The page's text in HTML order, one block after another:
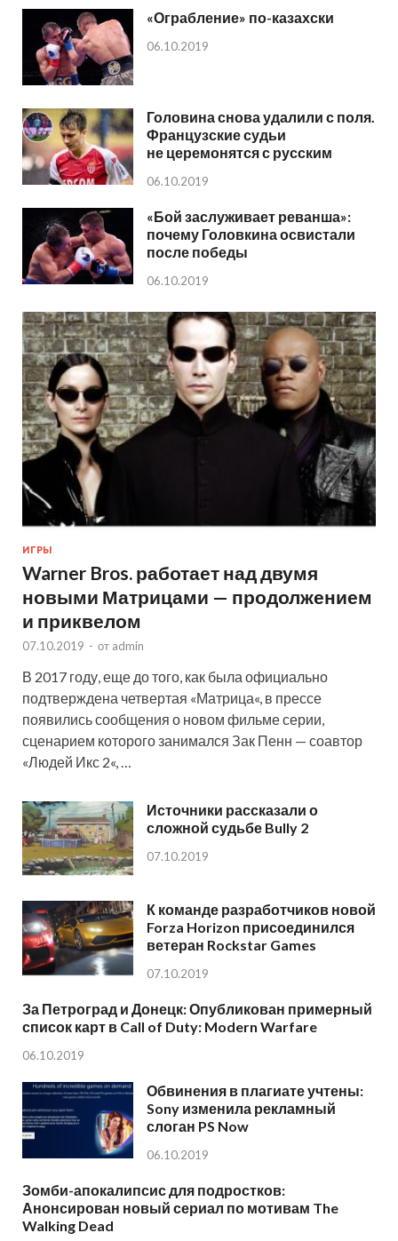
«Ограбление» по-казахски
06.10.2019
Головина снова удалили с поля.
Французские судьи
не церемонятся с русским
06.10.2019
«Бой заслуживает реванша»:
почему Головкина освистали
после победы
06.10.2019
ИГРЫ
Warner Bros. работает над двумя
новыми Матрицами — продолжением
и приквелом
07.10.2019 - от admin
В 2017 году, еще до того, как была официально
подтверждена четвертая «Матрица«, в прессе
появились сообщения о новом фильме серии,
сценарием которого занимался Зак Пенн — соавтор
«Людей Икс 2«, …
Источники рассказали о
сложной судьбе Bully 2
07.10.2019
К команде разработчиков новой
Forza Horizon присоединился
ветеран Rockstar Games
07.10.2019
За Петроград и Донецк: Опубликован примерный
список карт в Call of Duty: Modern Warfare
06.10.2019
Обвинения в плагиате учтены:
Sony изменила рекламный
слоган PS Now
06.10.2019
Зомби-апокалипсис для подростков:
Анонсирован новый сериал по мотивам The
Walking Dead